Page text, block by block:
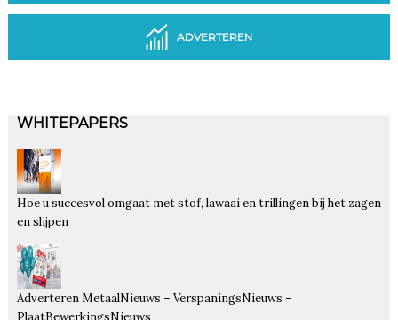
ADVERTEREN
WHITEPAPERS
Hoe u succesvol omgaat met stof, lawaai en trillingen bij het zagen
en slijpen
Adverteren MetaalNieuws – VerspaningsNieuws –
PlaatBewerkingsNieuws